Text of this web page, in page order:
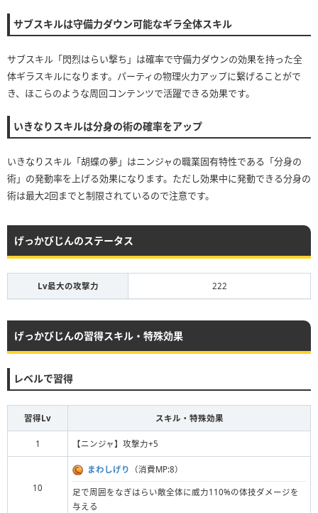
サブスキルは守備力ダウン可能なギラ全体スキル
サブスキル「閃烈はらい撃ち」は確率で守備力ダウンの効果を持った全
体ギラスキルになります。パーティの物理火力アップに繋げることがで
き、ほこらのような周回コンテンツで活躍できる効果です。
いきなりスキルは分身の術の確率をアップ
いきなりスキル「胡蝶の夢」はニンジャの職業固有特性である「分身の
術」の発動率を上げる効果になります。ただし効果中に発動できる分身の
術は最大2回までと制限されているので注意です。
げっかびじんのステータス
Lv最大の攻撃力 222
げっかびじんの習得スキル・特殊効果
レベルで習得
習得Lv スキル・特殊効果
1 【ニンジャ】攻撃力+5
10
まわしげり （消費MP:8）
足で周囲をなぎはらい敵全体に威力110%の体技ダメージを
与える